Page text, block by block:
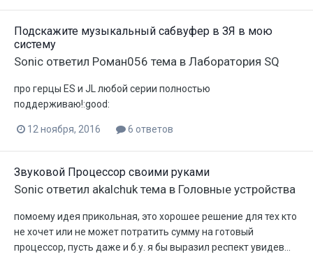
Подскажите музыкальный сабвуфер в ЗЯ в мою
систему
Sonic ответил Роман056 тема в Лаборатория SQ
про герцы ES и JL любой серии полностью
поддерживаю!:good:
12 ноября, 2016 6 ответов
Звуковой Процессор своими руками
Sonic ответил akalchukтема в Головные устройства
помоему идея прикольная, это хорошее решение для тех кто
не хочет или не может потратить сумму на готовый
процессор, пусть даже и б.у. я бы выразил респект увидев...